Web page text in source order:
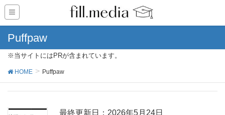
Puffpaw
※当サイトにはPRが含まれています。
HOME Puffpaw
最終更新日：2026年5月24日